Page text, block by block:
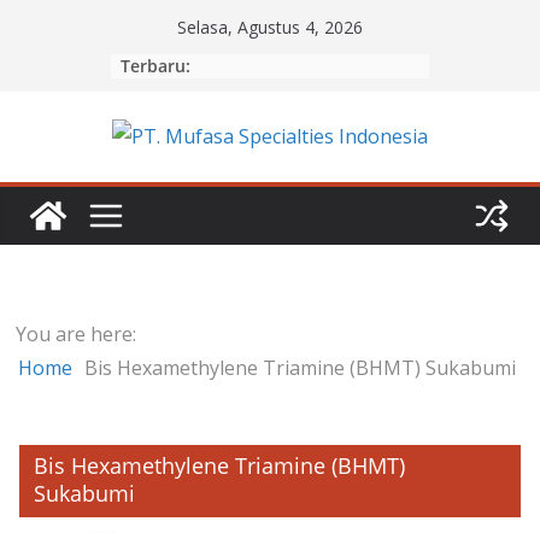
Selasa, Agustus 4, 2026
Terbaru:
You are here:
Home Bis Hexamethylene Triamine (BHMT) Sukabumi
Bis Hexamethylene Triamine (BHMT)
Sukabumi